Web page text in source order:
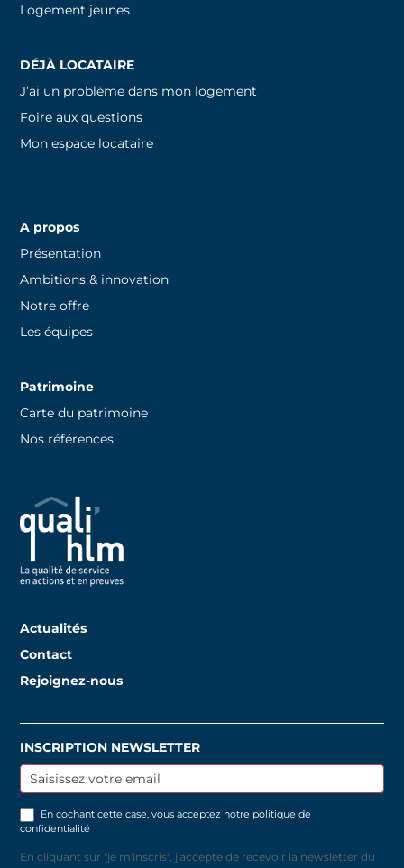
Logement jeunes
DÉJÀ LOCATAIRE
J’ai un problème dans mon logement
Foire aux questions
Mon espace locataire
A propos
Présentation
Ambitions & innovation
Notre offre
Les équipes
Patrimoine
Carte du patrimoine
Nos références
Actualités
Contact
Rejoignez-nous
Inscription
newsletter
INSCRIPTION NEWSLETTER
En cochant cette case, vous acceptez notre politique de
confidentialité
En cliquant sur "je m'inscris", j'accepte de recevoir la newsletter du